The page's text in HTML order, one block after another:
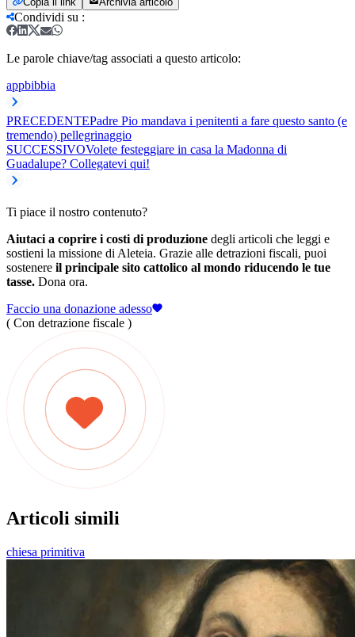
Condividi su :
Le parole chiave/tag associati a questo articolo:
appbibbia
PRECEDENTEPadre Pio mandava i penitenti a fare questo santo (e
tremendo) pellegrinaggio
SUCCESSIVOVolete festeggiare in casa la Madonna di
Guadalupe? Collegatevi qui!
Ti piace il nostro contenuto?
Aiutaci a coprire i costi di produzione degli articoli che leggi e
sostieni la missione di Aleteia. Grazie alle detrazioni fiscali, puoi
sostenere il principale sito cattolico al mondo riducendo le tue
tasse. Dona ora.
Faccio una donazione adesso
( Con detrazione fiscale )
Articoli simili
chiesa primitiva